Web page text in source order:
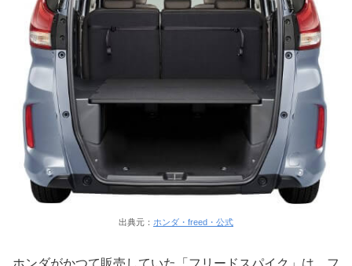
出典元： ホンダ・freed・公式
ホンダがかつて販売していた「フリードスパイク」は、フ